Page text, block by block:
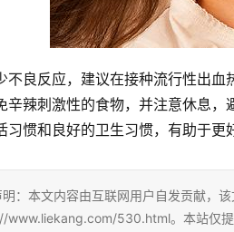
不良反应，建议在接种流行性出
辛辣刺激性的食物，并注意休息
习惯和良好的卫生习惯，有助于更
：本文内容由互联网用户自发贡献，
www.liekang.com/530.html。本站仅提